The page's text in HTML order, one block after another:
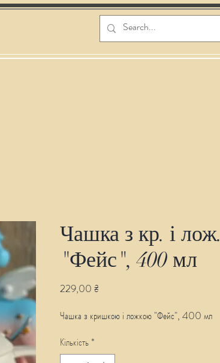
Чашка з кр. і лож.
"Фейс", 400 мл
229,00 ₴
Чашка з кришкою і ложкою "Фейс", 400 мл
Кількість *